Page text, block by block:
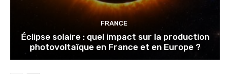
FRANCE
Éclipse solaire : quel impact sur la production
photovoltaïque en France et en Europe ?